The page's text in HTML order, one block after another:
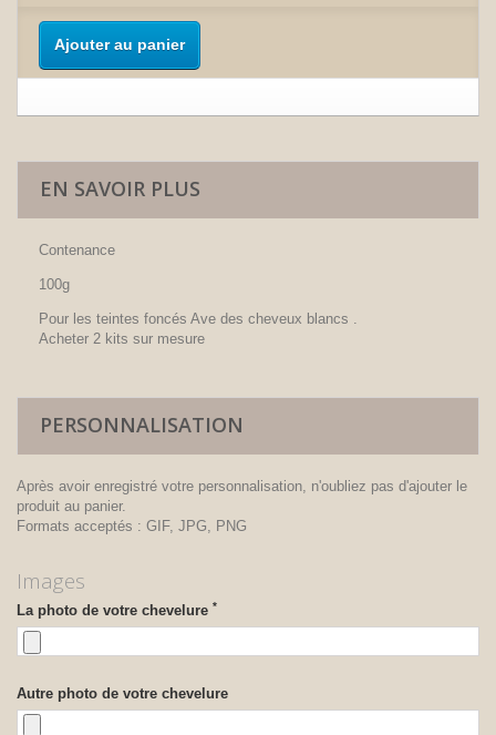
Ajouter au panier
EN SAVOIR PLUS
Contenance
100g
Pour les teintes foncés Ave des cheveux blancs .
Acheter 2 kits sur mesure
PERSONNALISATION
Après avoir enregistré votre personnalisation, n'oubliez pas d'ajouter le
produit au panier.
Formats acceptés : GIF, JPG, PNG
Images
La photo de votre chevelure *
Autre photo de votre chevelure